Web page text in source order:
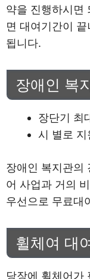
약을 진행하시면
면 대여기간이
됩니다.
장애인 복
장단기 최
시 별로 지
장애인 복지관의
어 사업과 거의
우선으로 무료대
휠체여 대
당장에 휠체어가